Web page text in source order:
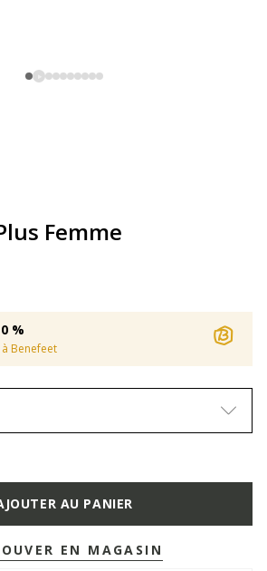
Femme
%
Benefeet
AU PANIER
EN MAGASIN